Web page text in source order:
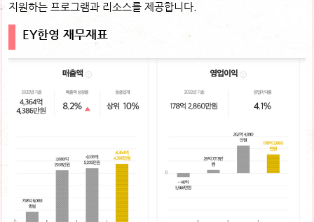
지원하는 프로그램과 리소스를 제공합니다.
EY한영 재무재표